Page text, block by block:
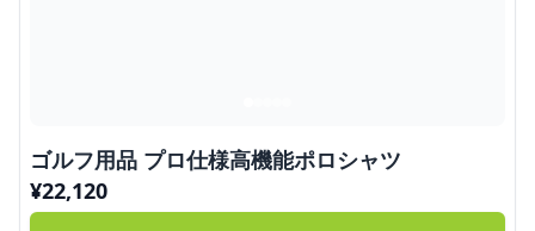
ゴルフ用品 プロ仕様高機能ポロシャツ
¥22,120